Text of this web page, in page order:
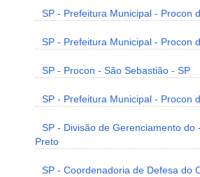
SP - Prefeitura Municipal - Procon
SP - Prefeitura Municipal - Procon
SP - Procon - São Sebastião - SP
SP - Prefeitura Municipal - Procon
SP - Divisão de Gerenciamento do
Preto
SP - Coordenadoria de Defesa do